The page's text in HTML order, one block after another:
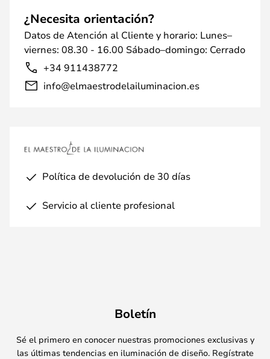
¿Necesita orientación?
Datos de Atención al Cliente y horario: Lunes–
viernes: 08.30 - 16.00 Sábado–domingo: Cerrado
+34 911438772
info@elmaestrodelailuminacion.es
Política de devolución de 30 días
Servicio al cliente profesional
Boletín
Sé el primero en conocer nuestras promociones exclusivas y
las últimas tendencias en iluminación de diseño. Regístrate